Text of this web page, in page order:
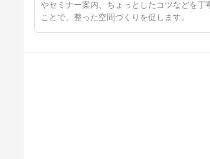
やセミナー案内、ちょっとしたコツなどを
ことで、整った空間づくりを促します。